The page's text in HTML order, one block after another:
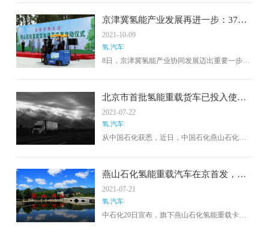
氢能大巴车穿梭于其间，与参加测试活动的安
保人员接驳。目前，氢能大巴已正式开始为延
庆赛区核心区提供接驳服务，每辆氢能大巴每
百公里可减少二氧化碳排放量70公斤，相当于
14棵普通树木一天的吸收量，实现零排放、零
污染。比赛期间，预计将有30辆氢能大巴车为
京津冀氢能产业发展再进一步：37辆
氢燃料叉车投入商业应用
2021-10-09
氢.汽车
8日，京津冀氢能产业协同发展迈出重要一步。
化公司，将用于燕山石化储运厂、化学品库区
等工况场景。北京燕山石化负责人表示，首批
国产氢燃料电池叉车用于燕山石化的商业应
用，标志着国内石化行业依托自身氢资源优
势，结合自身丰富的典型应用场景，探索氢能
能源工业车辆。
北京市首批氢能重载货车已投入使
用，续航里程400公里
2021-07-22
氢.汽车
从中国石化获悉，近日，中国石化燕山石化股
首次投入使用氢能重型载货汽车进行短途运
输。这是氢能重卡在北京的第一批应用，开创
了首都氢能重卡示范应用的先河。据了解，此
次投入运营的氢重卡采用氢燃料电池提供动
力，而水是唯一的排放物。与柴油重载卡车相
比，氢重载卡车每年可减少碳排放140吨。主要
燕山石化氢能重载汽车在京首发，开
创首都氢重卡示范应用先河
2021-07-21
氢.汽车
中石化20日宣布，旗下燕山石化氢能重载卡车